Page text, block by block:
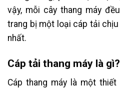
vậy, mỗi cây thang máy
trang bị một loại cáp tải
nhất.
Cáp tải thang máy là gì?
Cáp thang máy là một